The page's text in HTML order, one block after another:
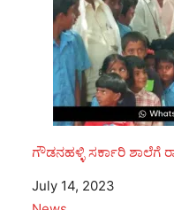
ಗೌಡನಹಳ್ಳಿ ಸರ್ಕಾರಿ ಶಾಲೆಗೆ
Date
July 14, 2023